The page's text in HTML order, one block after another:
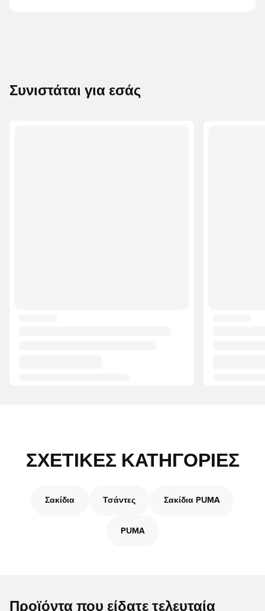
Συνιστάται για εσάς
ΣΧΕΤΙΚΈΣ ΚΑΤΗΓΟΡΊΕΣ
Σακίδια Τσάντες Σακίδια PUMA
PUMA
Προϊόντα που είδατε τελευταία